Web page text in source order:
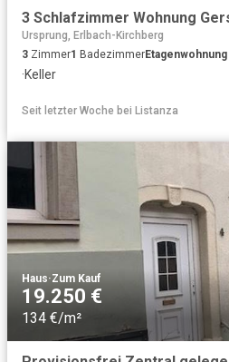
Ursprung, Erlbach-Kirchberg
3 Zimmer1 BadezimmerEtagenwohnung
·Keller
Seit letzter Woche bei Listanza
Haus·Zum Kauf
19.250 €
134 €/m²